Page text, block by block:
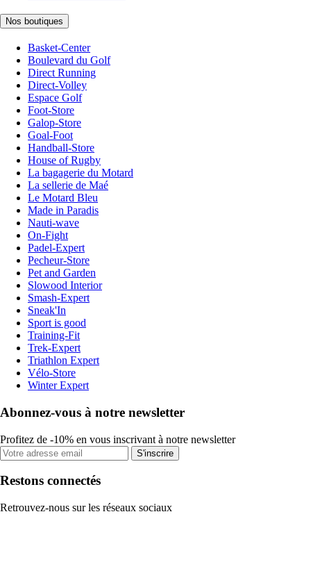
Nos boutiques
Basket-Center
Boulevard du Golf
Direct Running
Direct-Volley
Espace Golf
Foot-Store
Galop-Store
Goal-Foot
Handball-Store
House of Rugby
La bagagerie du Motard
La sellerie de Maé
Le Motard Bleu
Made in Paradis
Nauti-wave
On-Fight
Padel-Expert
Pecheur-Store
Pet and Garden
Slowood Interior
Smash-Expert
Sneak'In
Sport is good
Training-Fit
Trek-Expert
Triathlon Expert
Vélo-Store
Winter Expert
Abonnez-vous à notre newsletter
Profitez de -10% en vous inscrivant à notre newsletter
S'inscrire
Restons connectés
Retrouvez-nous sur les réseaux sociaux